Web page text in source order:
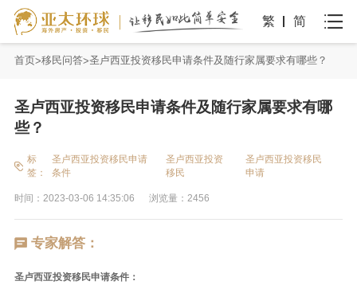
繁 简
首页 移民问答 圣卢西亚投资移民申请条件及随行家属要求有哪些？
圣卢西亚投资移民申请条件及随行家属要求有哪
些？
标
签：
圣卢西亚投资移民申请
条件
圣卢西亚投资
移民
圣卢西亚投资移民
申请
时间：2023-03-06 14:35:06 浏览量：2456
专家解答：
圣卢西亚投资移民申请条件：